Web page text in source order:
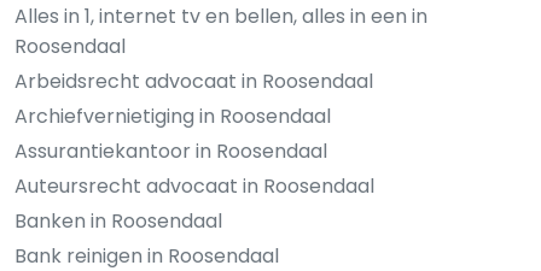
Alles in 1, internet tv en bellen, alles in een in
Roosendaal
Arbeidsrecht advocaat in Roosendaal
Archiefvernietiging in Roosendaal
Assurantiekantoor in Roosendaal
Auteursrecht advocaat in Roosendaal
Banken in Roosendaal
Bank reinigen in Roosendaal